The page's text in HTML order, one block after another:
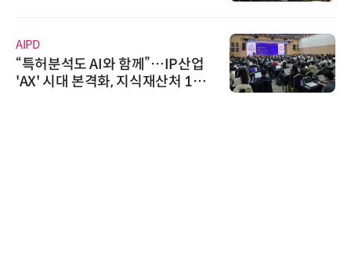
AIPD
“특허분석도 AI와 함께”…IP산업
'AX' 시대 본격화, 지식재산처 1호